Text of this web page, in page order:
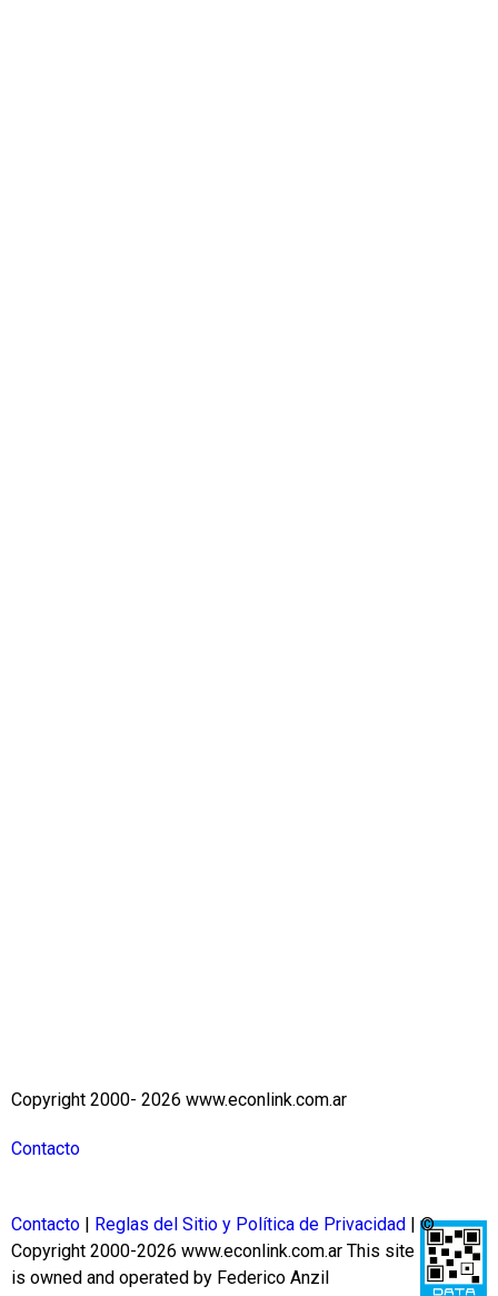
Copyright 2000- 2026 www.econlink.com.ar
Contacto
Contacto Reglas del Sitio y Política de Privacidad
| ©
Copyright 2000-2026 www.econlink.com.ar This site
is owned and operated by Federico Anzil